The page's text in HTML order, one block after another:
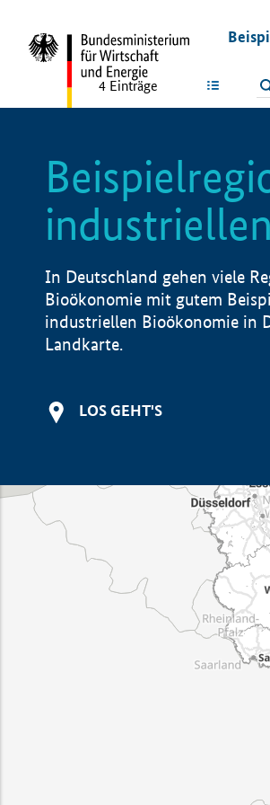
LISTE
4 Einträge
In Deutschland gehen viele
Bioökonomie mit gutem
industriellen Bioökonomie in
Landkarte.
LOS GEHT'S